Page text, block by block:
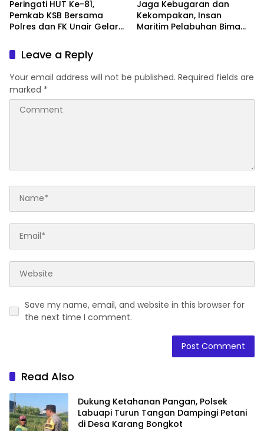
Peringati HUT Ke-81,
Pemkab KSB Bersama
Polres dan FK Unair Gelar
Hari Pertama Kehidupan”
Jaga Kebugaran dan
Kekompakan, Insan
Maritim Pelabuhan Bima
Leave a Reply
Your email address will not be published. Required fields are
marked *
Save my name, email, and website in this browser for
the next time I comment.
Read Also
Dukung Ketahanan Pangan, Polsek
Labuapi Turun Tangan Dampingi Petani
di Desa Karang Bongkot